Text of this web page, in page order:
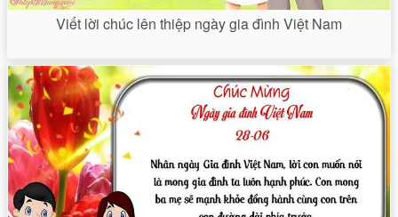
Viết lời chúc lên thiệp ngày gia đình Việt Nam